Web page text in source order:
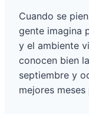
Cuando se
gente imagina
y el ambiente
conocen bien
septiembre y
mejores